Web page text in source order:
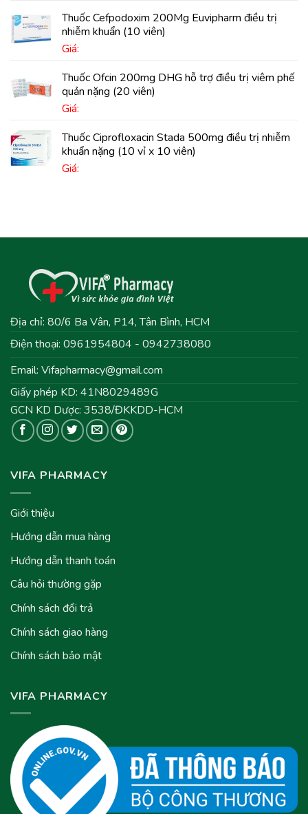
Thuốc Cefpodoxim 200Mg Euvipharm điều trị
nhiễm khuẩn (10 viên)
Giá:
Thuốc Ofcin 200mg DHG hỗ trợ điều trị viêm phế
quản nặng (20 viên)
Giá:
Thuốc Ciprofloxacin Stada 500mg điều trị nhiễm
khuẩn nặng (10 vỉ x 10 viên)
Giá:
Địa chỉ: 80/6 Ba Vân, P14, Tân Bình, HCM
Điện thoại: 0961954804 - 0942738080
Email: Vifapharmacy@gmail.com
Giấy phép KD: 41N8029489G
GCN KD Dược: 3538/ĐKKDD-HCM
VIFA PHARMACY
Giới thiệu
Hướng dẫn mua hàng
Hướng dẫn thanh toán
Câu hỏi thường gặp
Chính sách đổi trả
Chính sách giao hàng
Chính sách bảo mật
VIFA PHARMACY